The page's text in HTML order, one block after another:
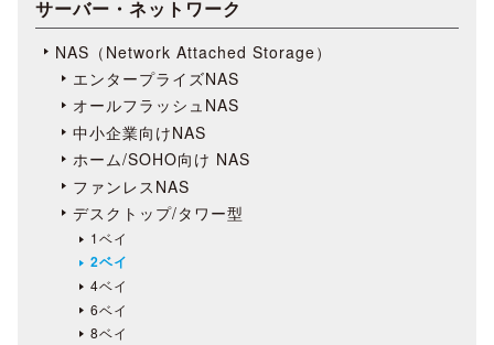
サーバー・ネットワーク
NAS（Network Attached Storage）
エンタープライズNAS
オールフラッシュNAS
中小企業向けNAS
ホーム/SOHO向け NAS
ファンレスNAS
デスクトップ/タワー型
1ベイ
2ベイ
4ベイ
6ベイ
8ベイ